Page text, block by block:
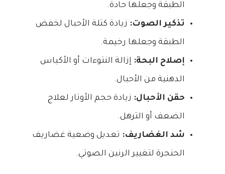
الطبقة وجعلها حادة.
تذكير الصوت: زيادة كتلة الأحبال لخفض
الطبقة وجعلها رخيمة.
إصلاح البحة: إزالة النتوءات أو الأكياس
الدهنية من الأحبال.
حقن الأحبال: زيادة حجم الأوتار لعلاج
الضعف أو الترهل.
شد الغضاريف: تعديل وضعية غضاريف
الحنجرة لتغيير الرنين الصوتي.